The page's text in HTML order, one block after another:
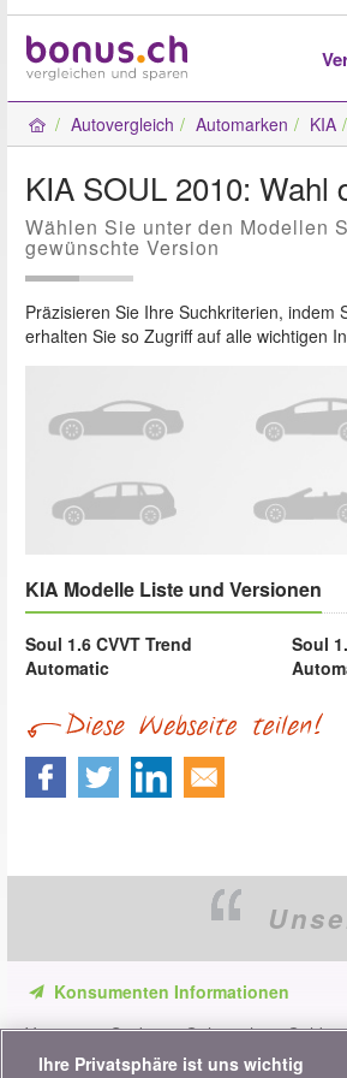
Autovergleich Automarken KIA
KIA SOUL 2010: Wahl
Wählen Sie unter den Modellen
gewünschte Version
Präzisieren Sie Ihre Suchkriterien, indem
erhalten Sie so Zugriff auf alle wichtigen
KIA Modelle Liste und Versionen
Soul 1.6 CVVT Trend
Automatic
Soul
Konsumenten Informationen
Verpassen Sie keine Gelegenheit, Geld zu
sparen. Erhalten Sie unsere Vergleiche,
Ihre Privatsphäre ist uns wichtig